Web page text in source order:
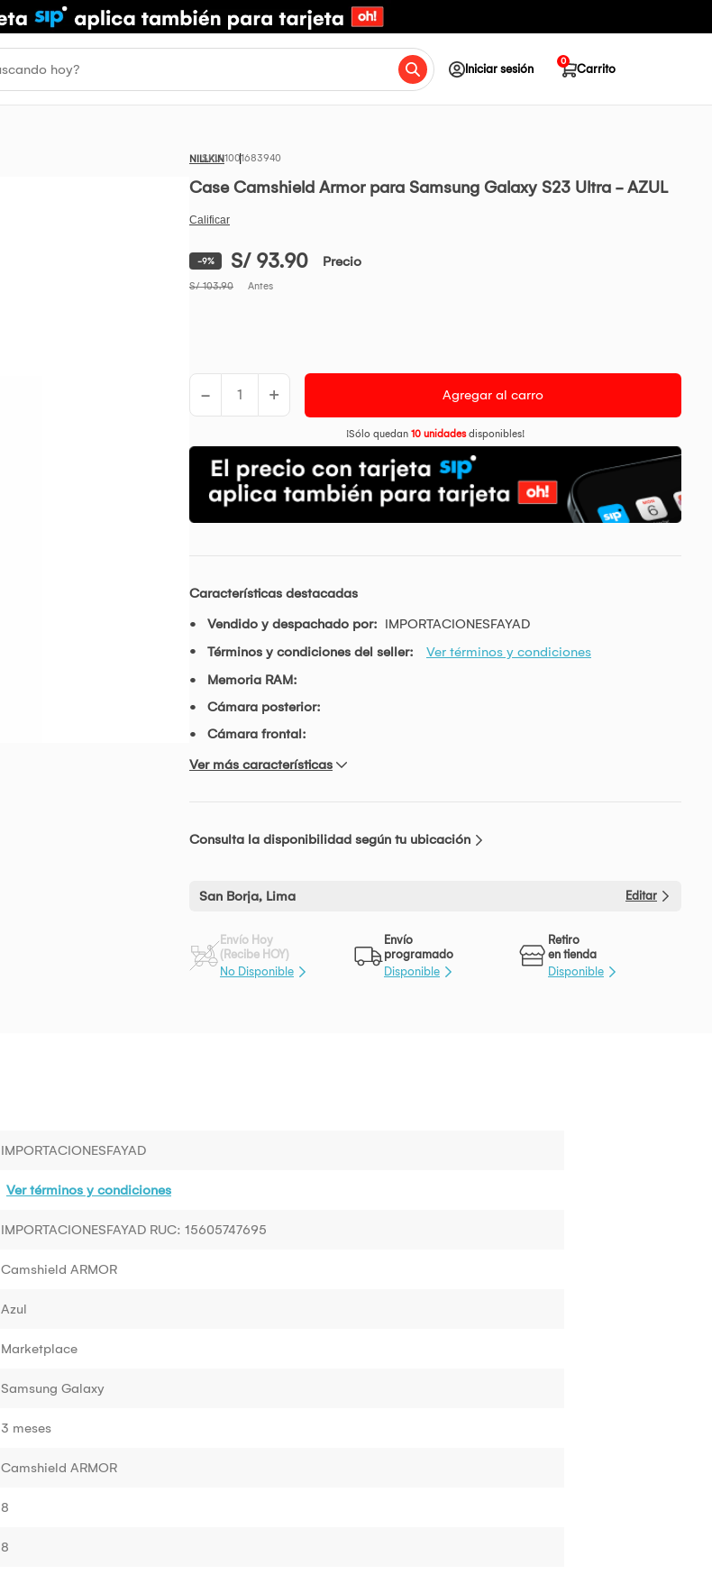
Iniciar sesión Carrito
0
NILLKIN1001683940
Case Camshield Armor para Samsung Galaxy S23 Ultra - AZUL
-9% S/ 93.90 Precio
S/ 103.90 Antes
- + Agregar al carro
¡Sólo quedan 10 unidadesdisponibles!
Características destacadas
Vendido y despachado por: IMPORTACIONESFAYAD
Términos y condiciones del seller:
Ver términos y condiciones
Memoria RAM:
Cámara posterior:
Cámara frontal:
Ver más características
Consulta la disponibilidad según tu ubicación
San Borja, Lima Editar
Envío Hoy
(Recibe HOY)
No Disponible
Envío
programado
Disponible
Retiro
en tienda
Disponible
IMPORTACIONESFAYAD
Ver términos y condiciones
IMPORTACIONESFAYAD RUC: 15605747695
Camshield ARMOR
Azul
Marketplace
Samsung Galaxy
3 meses
Camshield ARMOR
8
8